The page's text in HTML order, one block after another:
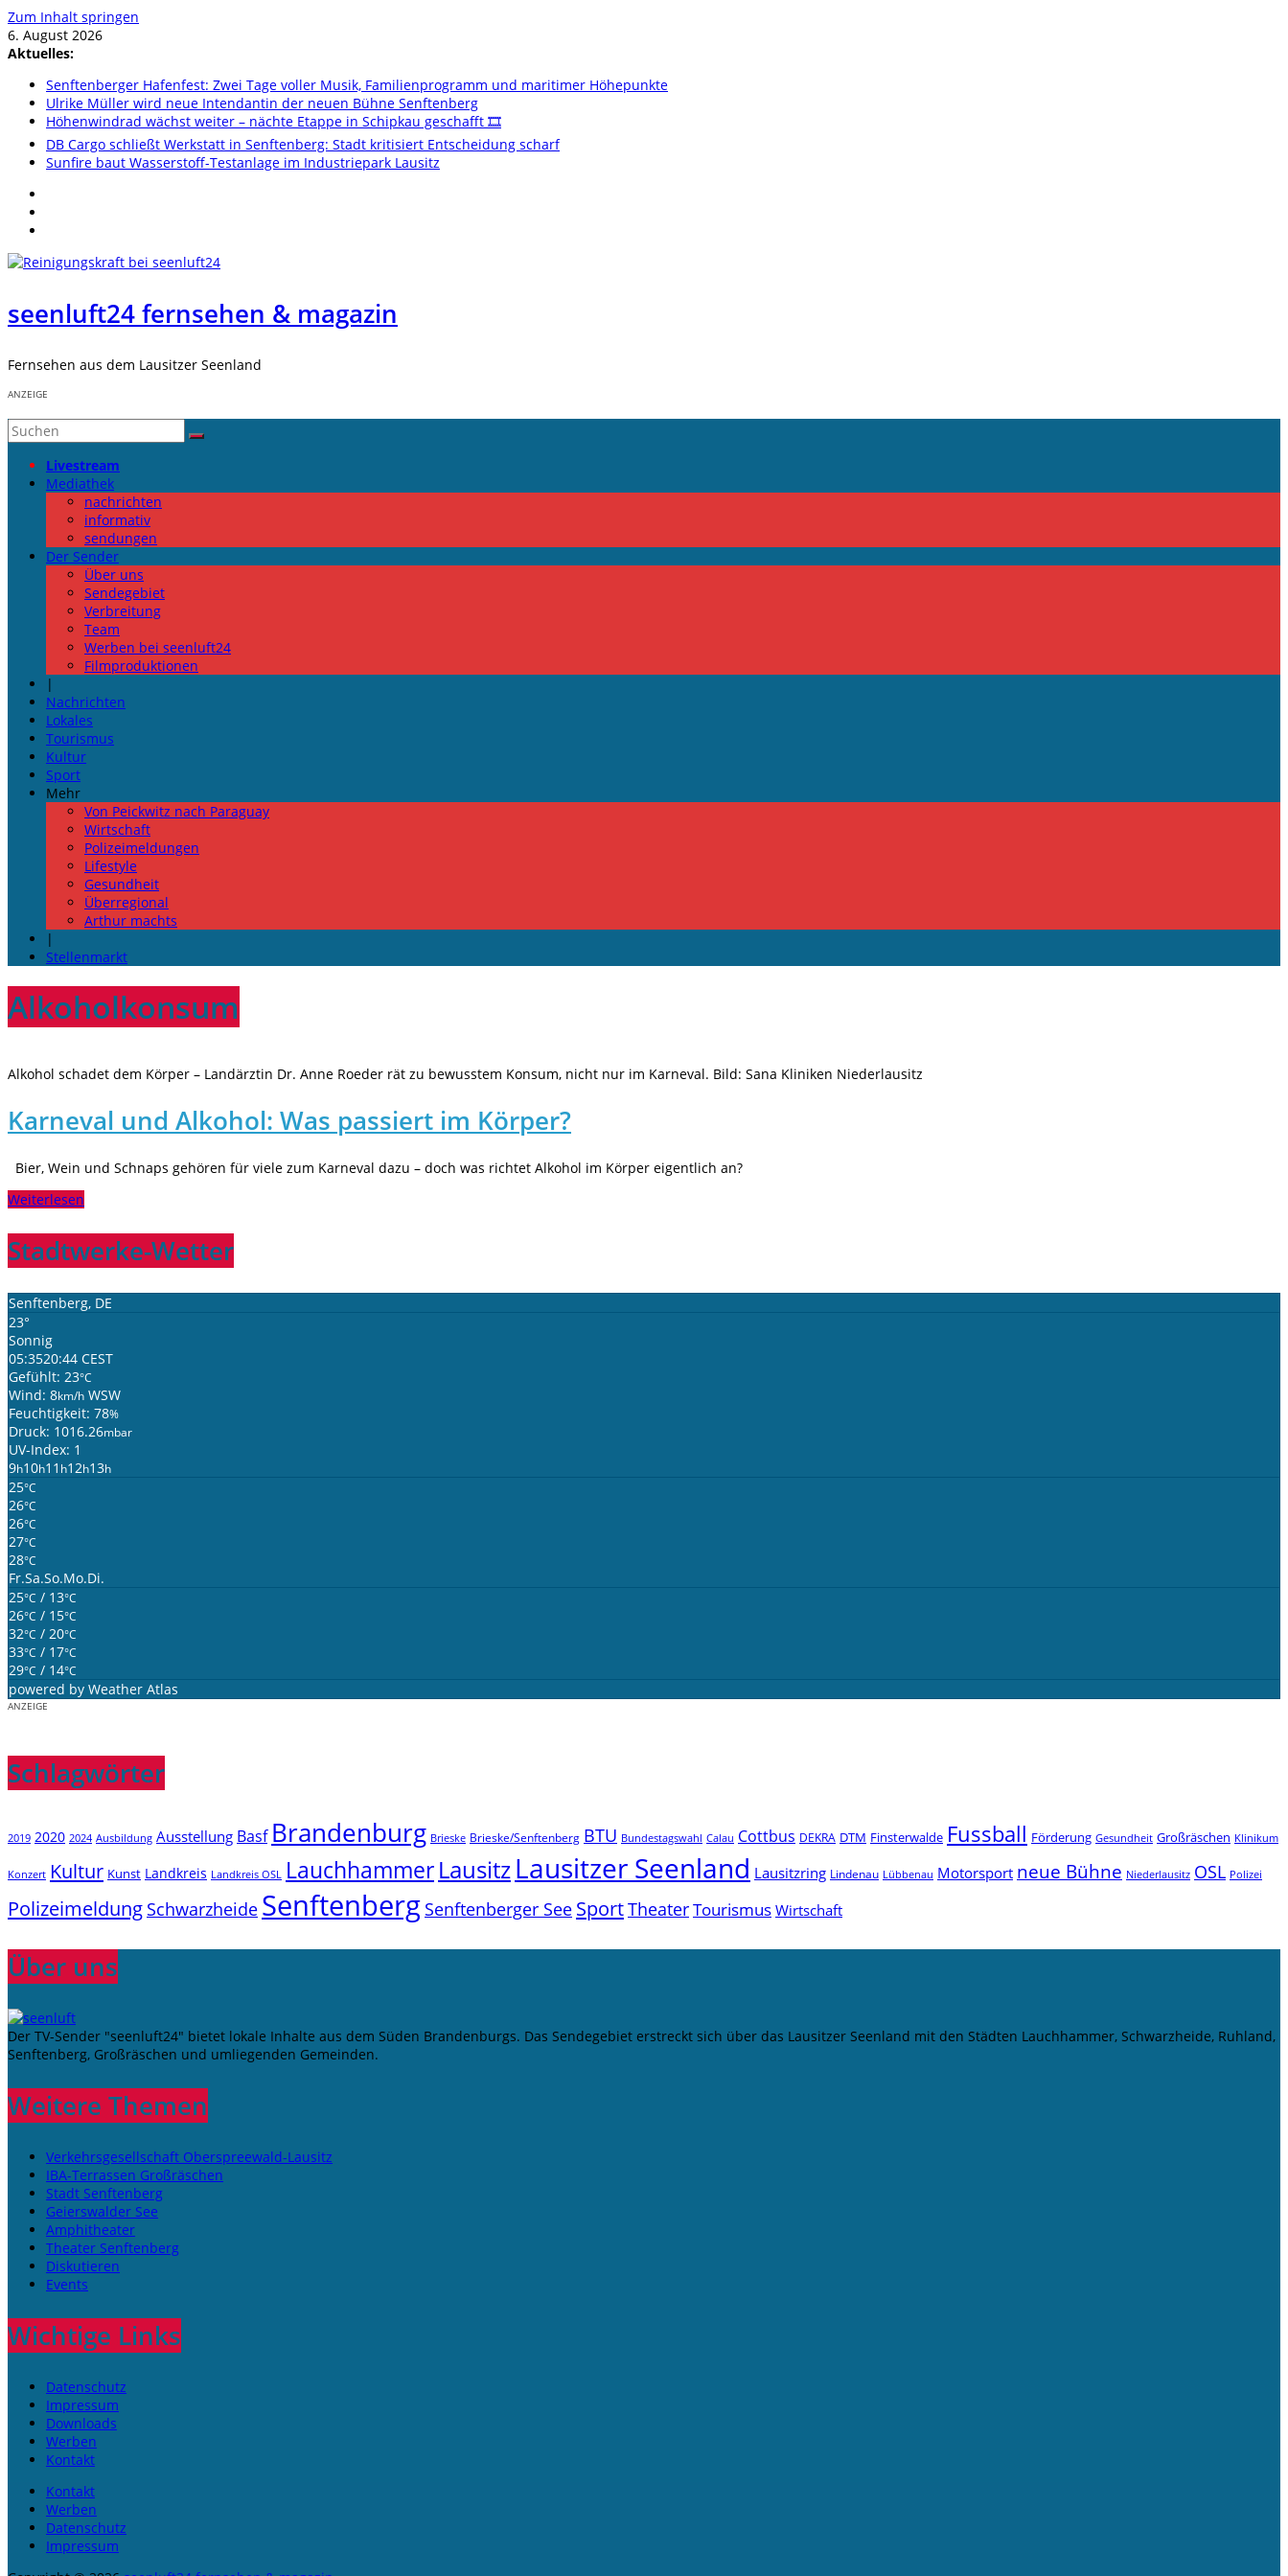
Zum Inhalt springen
6. August 2026
Aktuelles:
Senftenberger Hafenfest: Zwei Tage voller Musik, Familienprogramm und maritimer Höhepunkte
Ulrike Müller wird neue Intendantin der neuen Bühne Senftenberg
Höhenwindrad wächst weiter – nächte Etappe in Schipkau geschafft 🎞️
DB Cargo schließt Werkstatt in Senftenberg: Stadt kritisiert Entscheidung scharf
Sunfire baut Wasserstoff-Testanlage im Industriepark Lausitz
seenluft24 fernsehen & magazin
Fernsehen aus dem Lausitzer Seenland
ANZEIGE
Livestream
Mediathek
nachrichten
informativ
sendungen
Der Sender
Über uns
Sendegebiet
Verbreitung
Team
Werben bei seenluft24
Filmproduktionen
|
Nachrichten
Lokales
Tourismus
Kultur
Sport
Mehr
Von Peickwitz nach Paraguay
Wirtschaft
Polizeimeldungen
Lifestyle
Gesundheit
Überregional
Arthur machts
|
Stellenmarkt
Alkoholkonsum
Alkohol schadet dem Körper – Landärztin Dr. Anne Roeder rät zu bewusstem Konsum, nicht nur im Karneval. Bild: Sana Kliniken Niederlausitz
Karneval und Alkohol: Was passiert im Körper?
Bier, Wein und Schnaps gehören für viele zum Karneval dazu – doch was richtet Alkohol im Körper eigentlich an?
Weiterlesen
Stadtwerke-Wetter
Senftenberg, DE
23°
Sonnig
05:3520:44 CEST
Gefühlt: 23°C
Wind: 8km/h WSW
Feuchtigkeit: 78%
Druck: 1016.26mbar
UV-Index: 1
9h10h11 h12h13h
25°C
26°C
26°C
27°C
28°C
Fr.Sa.So.Mo.Di.
25°C / 13°C
26°C / 15°C
32°C / 20°C
33°C / 17°C
29°C / 14°C
powered by Weather Atlas
ANZEIGE
Schlagwörter
2019 2020 2024 Ausbildung Ausstellung Basf Brandenburg Brieske Brieske/Senftenberg BTU Bundestagswahl Calau Cottbus DEKRA DTM Finsterwalde Fussball Förderung Gesundheit Großräschen Klinikum
Konzert Kultur Kunst Landkreis Landkreis OSL LauchhammerLausitzLausitzer Seenland Lausitzring Lindenau Lübbenau Motorsport neue Bühne Niederlausitz OSL Polizei
Polizeimeldung Schwarzheide Senftenberg Senftenberger See SportTheaterTourismus Wirtschaft
Über uns
Der TV-Sender "seenluft24" bietet lokale Inhalte aus dem Süden Brandenburgs. Das Sendegebiet erstreckt sich über das Lausitzer Seenland mit den Städten Lauchhammer, Schwarzheide, Ruhland,
Senftenberg, Großräschen und umliegenden Gemeinden.
Weitere Themen
Verkehrsgesellschaft Oberspreewald-Lausitz
IBA-Terrassen Großräschen
Stadt Senftenberg
Geierswalder See
Amphitheater
Theater Senftenberg
Diskutieren
Events
Wichtige Links
Datenschutz
Impressum
Downloads
Werben
Kontakt
Kontakt
Werben
Datenschutz
Impressum